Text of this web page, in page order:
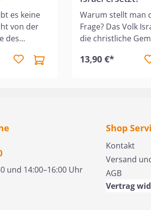
es keine
von der
des
Buch
und
werden
Warum stellt man
Frage? Das Volk
die christliche
vertraut. Während
beide zueinander?
welche Funktion
sie im Plan Gottes
die Gemeinde das
Israel im Plan Gottes
ersetzt, verdrängt
13,90 €*
und 14:00–16:00 Uhr
Shop
Kontakt
Versand
AGB
Vertrag